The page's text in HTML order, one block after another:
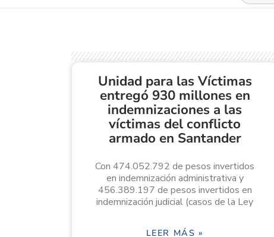
Unidad para las Víctimas
entregó 930 millones en
indemnizaciones a las
víctimas del conflicto
armado en Santander
Con 474.052.792 de pesos invertidos
en indemnización administrativa y
456.389.197 de pesos invertidos en
indemnización judicial (casos de la Ley
LEER MÁS »